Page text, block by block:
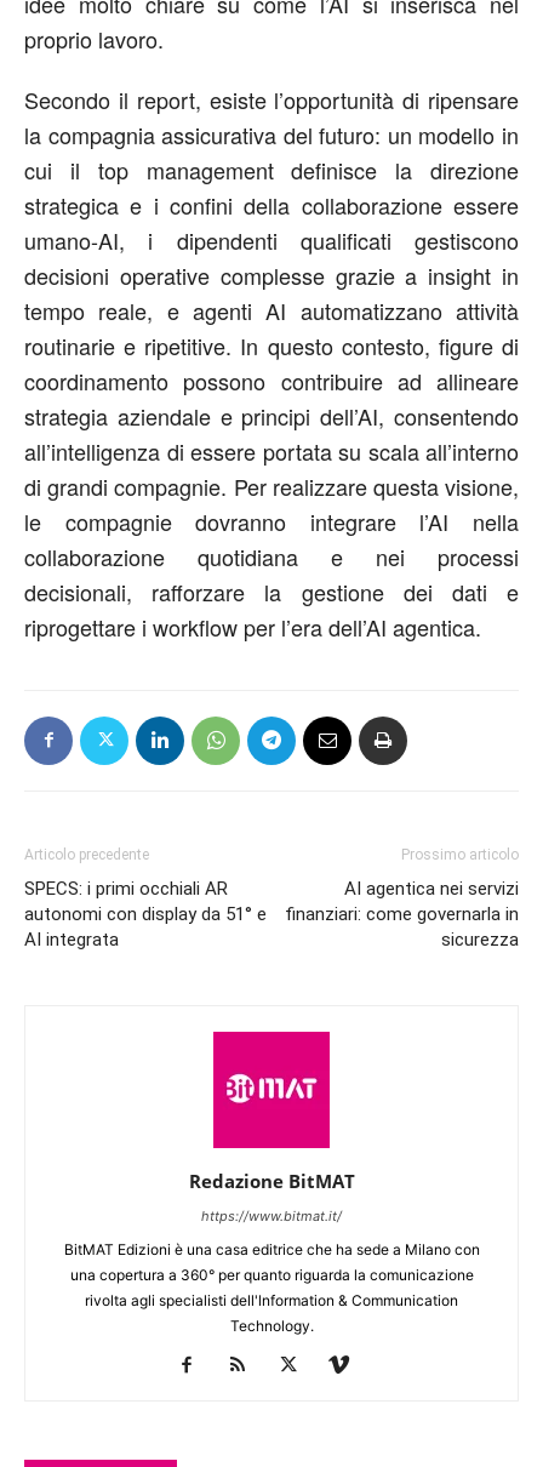
proprio lavoro.
Secondo il report, esiste l’opportunità di ripensare
la compagnia assicurativa del futuro: un modello in
cui il top management definisce la direzione
strategica e i confini della collaborazione essere
umano-AI, i dipendenti qualificati gestiscono
decisioni operative complesse grazie a insight in
tempo reale, e agenti AI automatizzano attività
routinarie e ripetitive. In questo contesto, figure di
coordinamento possono contribuire ad allineare
strategia aziendale e principi dell’AI, consentendo
all’intelligenza di essere portata su scala all’interno
di grandi compagnie. Per realizzare questa visione,
le compagnie dovranno integrare l’AI nella
collaborazione quotidiana e nei processi
decisionali, rafforzare la gestione dei dati e
riprogettare i workflow per l’era dell’AI agentica.
Articolo precedente
SPECS: i primi occhiali AR
autonomi con display da 51° e
AI integrata
Prossimo articolo
AI agentica nei servizi
finanziari: come governarla in
sicurezza
Redazione BitMAT
https://www.bitmat.it/
BitMAT Edizioni è una casa editrice che ha sede a Milano con
una copertura a 360° per quanto riguarda la comunicazione
rivolta agli specialisti dell'lnformation & Communication
Technology.